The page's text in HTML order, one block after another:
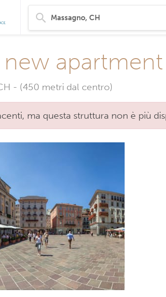
new
- (450 metri dal centro)
ma questa struttura non è più